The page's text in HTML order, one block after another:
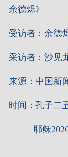
余德烁》
受访者：余德
采访者：沙见
来源：中国新
时间：孔子二
耶稣2026